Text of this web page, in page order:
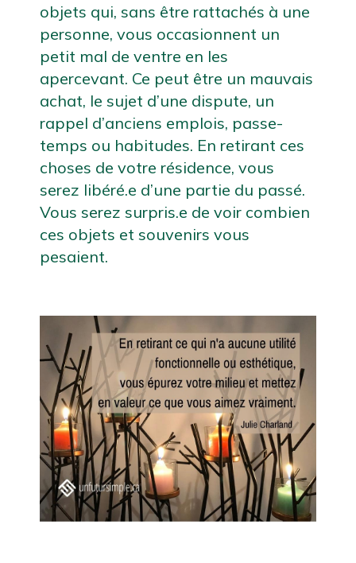
objets qui, sans être rattachés à une
personne, vous occasionnent un
petit mal de ventre en les
apercevant. Ce peut être un mauvais
achat, le sujet d’une dispute, un
rappel d’anciens emplois, passe-
temps ou habitudes. En retirant ces
choses de votre résidence, vous
serez libéré.e d’une partie du passé.
Vous serez surpris.e de voir combien
ces objets et souvenirs vous
pesaient.